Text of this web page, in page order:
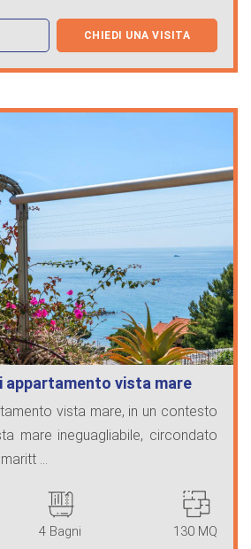
CHIEDI UNA VISITA
appartamento vista mare
vista mare, in un contesto
mare ineguagliabile, circondato
...
4 Bagni 130 MQ